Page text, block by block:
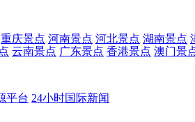
重庆景点 河南景点 河北景点 湖南景点
云南景点 广东景点 香港景点 澳门景
平台 24小时国际新闻